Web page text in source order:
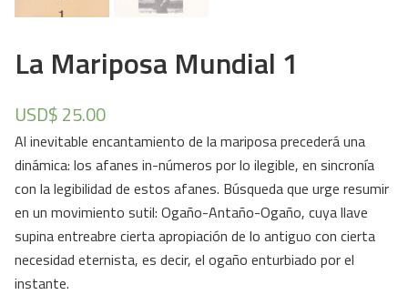
La Mariposa Mundial 1
USD$25.00
Al inevitable encantamiento de la mariposa precederá una
dinámica: los afanes in-números por lo ilegible, en sincronía
con la legibilidad de estos afanes. Búsqueda que urge resumir
en un movimiento sutil: Ogaño-Antaño-Ogaño, cuya llave
supina entreabre cierta apropiación de lo antiguo con cierta
necesidad eternista, es decir, el ogaño enturbiado por el
instante.